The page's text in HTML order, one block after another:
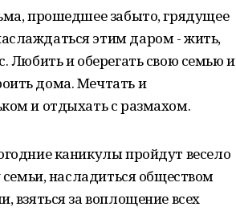
прошедшее забыто, грядущее
этим даром - жить,
Любить и оберегать свою семью и
дома. Мечтать и
и отдыхать с размахом.
каникулы пройдут весело
семьи, насладиться обществом
за воплощение всех